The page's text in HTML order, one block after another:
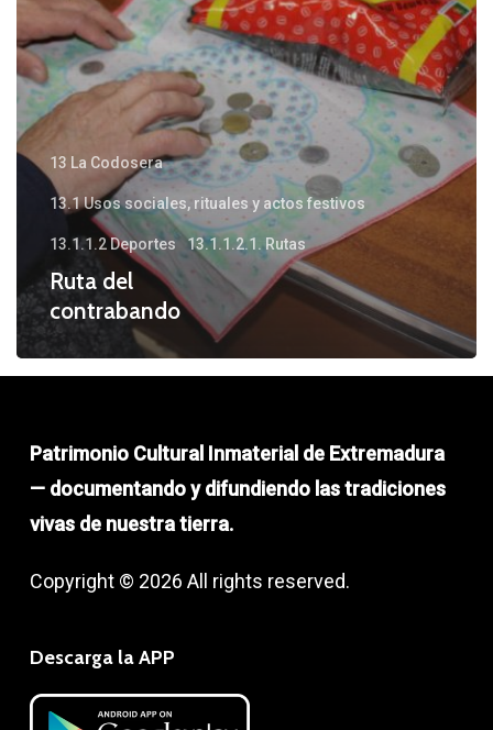
13 La Codosera
13.1 Usos sociales, rituales y actos festivos
13.1.1.2 Deportes 13.1.1.2.1. Rutas
Ruta del
contrabando
Patrimonio Cultural Inmaterial de Extremadura
— documentando y difundiendo las tradiciones
vivas de nuestra tierra.
Copyright © 2026 All rights reserved.
Descarga la APP